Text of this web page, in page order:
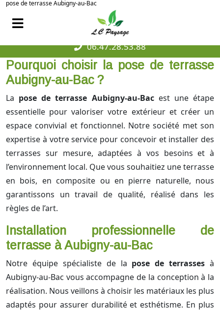
pose de terrasse Aubigny-au-Bac
06.47.28.53.88
Pourquoi choisir la pose de terrasse
Aubigny-au-Bac ?
La pose de terrasse Aubigny-au-Bacest une étape
essentielle pour valoriser votre extérieur et créer un
espace convivial et fonctionnel. Notre société met son
expertise à votre service pour concevoir et installer des
terrasses sur mesure, adaptées à vos besoins et à
l’environnement local. Que vous souhaitiez une terrasse
en bois, en composite ou en pierre naturelle, nous
garantissons un travail de qualité, réalisé dans les
règles de l’art.
Installation professionnelle de
terrasse à Aubigny-au-Bac
Notre équipe spécialiste de la pose de terrasses à
Aubigny-au-Bac vous accompagne de la conception à la
réalisation. Nous veillons à choisir les matériaux les plus
adaptés pour assurer durabilité et esthétisme. En plus